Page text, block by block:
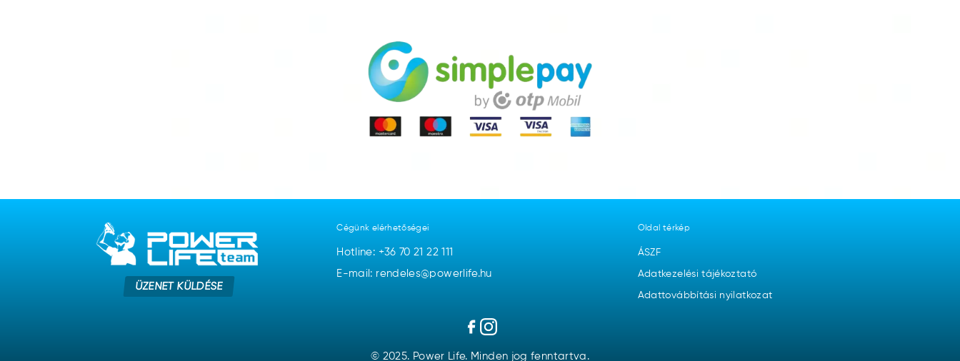
ÜZENET KÜLDÉSE
Cégünk elérhetőségei
Hotline: +36 70 21 22 111
E-mail: rendeles@powerlife.hu
Oldal térkép
ÁSZF
Adatkezelési tájékoztató
Adattovábbítási nyilatkozat
© 2025. Power Life. Minden jog fenntartva.